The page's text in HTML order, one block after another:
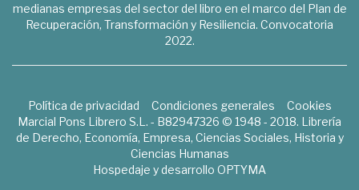
medianas empresas del sector del libro en el marco del Plan de
Recuperación, Transformación y Resiliencia. Convocatoria
2022.
Política de privacidad Condiciones generales
Cookies
Marcial Pons Librero S.L. - B82947326 © 1948 - 2018. Librería
de Derecho, Economía, Empresa, Ciencias Sociales, Historia y
Ciencias Humanas
Hospedaje y desarrollo OPTYMA